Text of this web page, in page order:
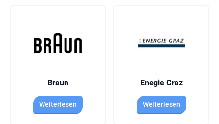
Braun
Weiterlesen
Enegie Graz
Weiterlesen